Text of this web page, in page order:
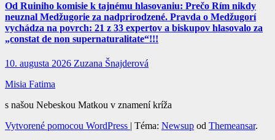
Od Ruiniho komisie k tajnému hlasovaniu: Prečo Rím nikdy
neuznal Medžugorie za nadprirodzené. Pravda o Medžugorí
vychádza na povrch: 21 z 33 expertov a biskupov hlasovalo za
„constat de non supernaturalitate“!!!
10. augusta 2026 Zuzana Šnajderová
Misia Fatima
s našou Nebeskou Matkou v znamení kríža
Vytvorené pomocou WordPress | Téma: Newsup od Themeansar.